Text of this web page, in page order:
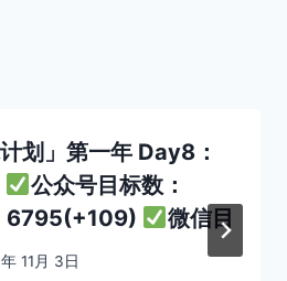
划」第一年 Day8：
公众号目标数：
6795(+109)
微信目
11月 3日